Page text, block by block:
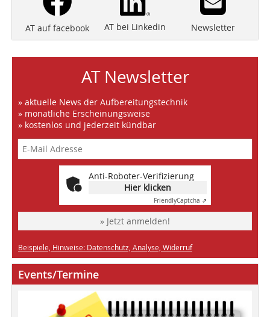
AT auf facebook AT bei Linkedin Newsletter
AT Newsletter
» aktuelle News der Aufbereitungstechnik
» monatliche Erscheinungsweise
» kostenlos und jederzeit kündbar
Anti-Roboter-Verifizierung
Hier klicken
FriendlyCaptcha ⇗
» Jetzt anmelden!
Beispiele, Hinweise: Datenschutz, Analyse, Widerruf
Events/Termine